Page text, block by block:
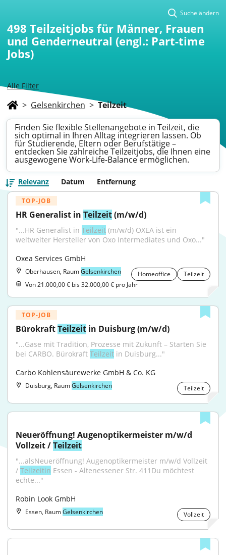
Alle Filter
Suche ändern
498 Teilzeitjobs für Männer, Frauen
und Genderneutral (engl.: Part-time
Jobs)
> Gelsenkirchen > Teilzeit
Finden Sie flexible Stellenangebote in Teilzeit, die
sich optimal in Ihren Alltag integrieren lassen. Ob
für Studierende, Eltern oder Berufstätige –
entdecken Sie zahlreiche Teilzeitjobs, die Ihnen eine
ausgewogene Work-Life-Balance ermöglichen.
Relevanz Datum Entfernung
TOP-JOB
HR Generalist in Teilzeit (m/w/d)
"...HR Generalist in Teilzeit (m/w/d) OXEA ist ein
weltweiter Hersteller von Oxo Intermediates und Oxo..."
Oxea Services GmbH
Oberhausen, RaumGelsenkirchen Homeoffice
Teilzeit
Von 21.000,00 € bis 32.000,00 € pro Jahr
TOP-JOB
Bürokraft Teilzeit in Duisburg (m/w/d)
"...Gase mit Tradition, Prozesse mit Zukunft – Starten Sie
bei CARBO. Bürokraft Teilzeit in Duisburg..."
Carbo Kohlensäurewerke GmbH & Co. KG
Duisburg, RaumGelsenkirchen Teilzeit
Neueröffnung! Augenoptikermeister m/w/d
Vollzeit / Teilzeit
"...alsNeueröffnung! Augenoptikermeister m/w/d Vollzeit
/ Teilzeitin Essen - Altenessener Str. 411Du möchtest
echte..."
Robin Look GmbH
Essen, RaumGelsenkirchen Vollzeit